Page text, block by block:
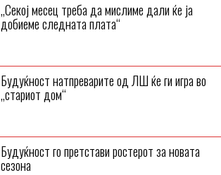
„Секој месец треба да мислиме дали ќе ја
добиеме следната плата“
Будуќност натпреварите од ЛШ ќе ги игра во
„стариот дом“
Будуќност го претстави ростерот за новата
сезона